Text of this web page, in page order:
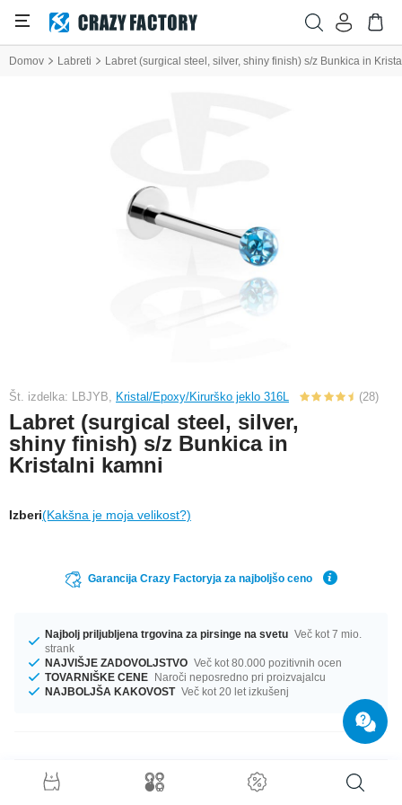
Domov Labreti Labret (surgical steel, silver, shiny finish) s/z Bunkica in
Št. izdelka: LBJYB, Kristal/Epoxy/Kirurško jeklo 316L (28)
Labret (surgical steel, silver,
shiny finish) s/z Bunkica in
Kristalni kamni
Izberi(Kakšna je moja velikost?)
Garancija Crazy Factoryja za najboljšo ceno
Najbolj priljubljena trgovina za pirsinge na svetu Več kot 7 mio.
strank
NAJVIŠJE ZADOVOLJSTVO Več kot 80.000 pozitivnih ocen
TOVARNIŠKE CENE Naroči neposredno pri proizvajalcu
NAJBOLJŠA KAKOVOST Več kot 20 let izkušenj
Podrobnosti o izdelku